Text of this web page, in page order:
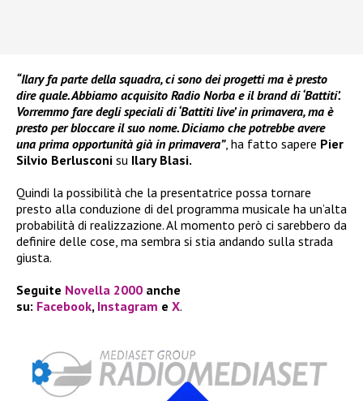
“Ilary fa parte della squadra, ci sono dei progetti ma è presto
dire quale. Abbiamo acquisito Radio Norba e il brand di ‘Battiti’.
Vorremmo fare degli speciali di ‘Battiti live’ in primavera, ma è
presto per bloccare il suo nome. Diciamo che potrebbe avere
una prima opportunità già in primavera”, ha fatto sapere Pier
Silvio Berlusconi su Ilary Blasi.
Quindi la possibilità che la presentatrice possa tornare
presto alla conduzione di del programma musicale ha un’alta
probabilità di realizzazione. Al momento però ci sarebbero da
definire delle cose, ma sembra si stia andando sulla strada
giusta.
Seguite Novella 2000 anche
su: Facebook, Instagram e X.